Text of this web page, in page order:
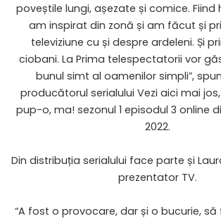
poveștile lungi, așezate și comice.
am inspirat din zonă și am făcut și
televiziune cu și despre ardeleni. Și
ciobani. La Prima telespectatorii vor
bunul simt al oamenilor simpli”,
producătorul serialului Vezi aici mai
pup-o, ma! sezonul 1 episodul 3 online
2022.
Din distribuția serialului face parte și
prezentator TV.
“A fost o provocare, dar și o bucurie,